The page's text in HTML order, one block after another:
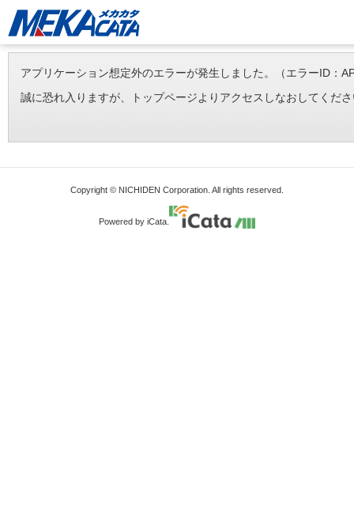
アプリケーション想定外のエラーが発生しました。（エラーID：
誠に恐れ入りますが、トップページよりアクセスしなおしてくだ
Copyright © NICHIDEN Corporation. All rights reserved.
Powered by iCata.